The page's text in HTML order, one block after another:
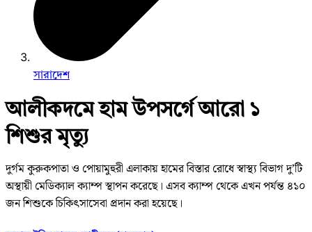
সারাদেশ
আলীকদমে হাম উপসর্গে আরো ১
শিশুর মৃত্যু
দুর্গম কুরুকপাতা ও পোয়ামুহুরী এলাকায় হামের বিস্তার রোধে স্বাস্থ্য বিভাগ দু’টি
অস্থায়ী মেডিক্যাল ক্যাম্প স্থাপন করেছে। এসব ক্যাম্প থেকে এখন পর্যন্ত ৪১০
জন শিশুকে চিকিৎসাসেবা প্রদান করা হয়েছে।